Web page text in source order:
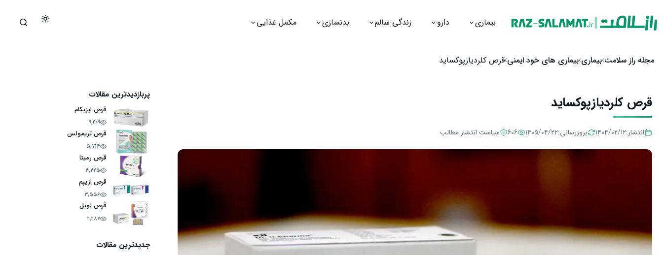
بیماری دارو زندگی سالم بدنسازی مکمل غذایی
مجله راز سلامت بیماری بیماری های خود ایمنی قرص کلردیازپوکساید
قرص کلردیازپوکساید
انتشار:۱۴۰۴/۰۲/۱۲ بروزرسانی:۱۴۰۵/۰۴/۲۲ 606 سیاست انتشار مطالب
پربازدیدترین مقالات
قرص ایزیکام
9,209
قرص تریمولس
5,714
قرص رمیتا
4,425
قرص ازیپم
3,556
قرص لوبل
2,287
جدیدترین مقالات